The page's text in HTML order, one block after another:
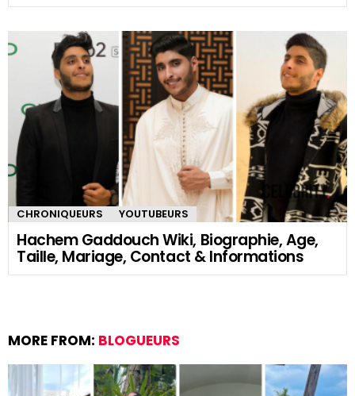
CHRONIQUEURS YOUTUBEURS
Hachem Gaddouch Wiki, Biographie, Age,
Taille, Mariage, Contact & Informations
MORE FROM: BLOGUEURS